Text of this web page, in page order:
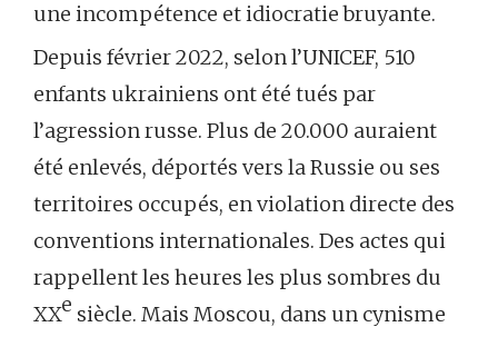
une incompétence et idiocratie bruyante.
Depuis février 2022, selon l’UNICEF, 510
enfants ukrainiens ont été tués par
l’agression russe. Plus de 20.000 auraient
été enlevés, déportés vers la Russie ou ses
territoires occupés, en violation directe des
conventions internationales. Des actes qui
rappellent les heures les plus sombres du
XXe siècle. Mais Moscou, dans un cynisme